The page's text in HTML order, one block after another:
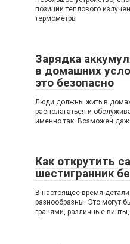
позиции теплового
термометры
Зарядка
в домашних
это безопасно
Люди должны жить в
располагаться и
именно так. Возможен
Как открутить
шестигранник
В настоящее время
разнообразны. Это могут
гранями, различные